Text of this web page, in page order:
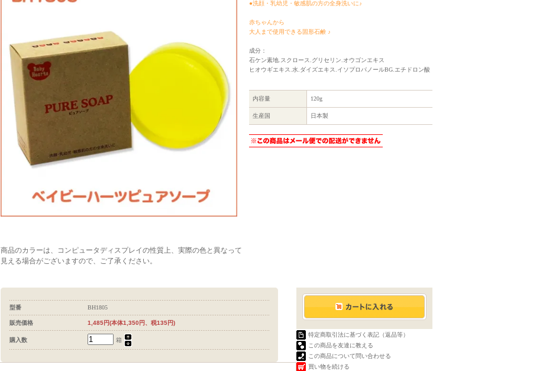
商品のカラーは、コンピュータディスプレイの性質上、実際の色と異なって
見える場合がございますので、ご了承ください。
●洗顔・乳幼児・敏感肌の方の全身洗いに♪
赤ちゃんから
大人まで使用できる固形石鹸 ♪
成分：
石ケン素地.スクロース.グリセリン.オウゴンエキス
ヒオウギエキス.水.ダイズエキス.イソプロパノールBG.エチドロン酸
内容量 120g
生産国 日本製
型番 BH1805
販売価格 1,485円(本体1,350円、税135円)
購入数 箱
特定商取引法に基づく表記（返品等）
この商品を友達に教える
この商品について問い合わせる
買い物を続ける